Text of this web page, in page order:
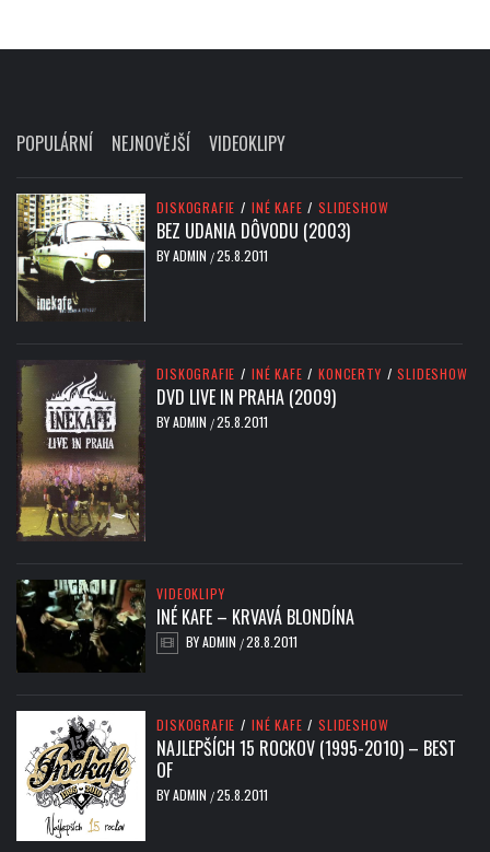
POPULÁRNÍ NEJNOVĚJŠÍ VIDEOKLIPY
DISKOGRAFIE / INÉ KAFE / SLIDESHOW
BEZ UDANIA DÔVODU (2003)
BYADMIN /25.8.2011
DISKOGRAFIE / INÉ KAFE / KONCERTY / SLIDESHOW
DVD LIVE IN PRAHA (2009)
BYADMIN /25.8.2011
VIDEOKLIPY
INÉ KAFE – KRVAVÁ BLONDÍNA
BYADMIN /28.8.2011
DISKOGRAFIE / INÉ KAFE / SLIDESHOW
NAJLEPŠÍCH 15 ROCKOV (1995-2010) – BEST
OF
BYADMIN /25.8.2011